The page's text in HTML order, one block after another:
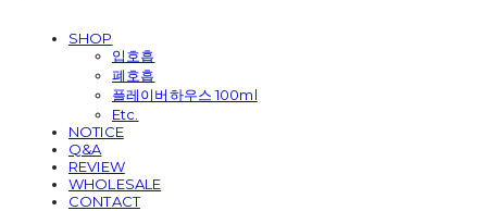
SHOP
입호흡
폐호흡
플레이버하우스 100ml
Etc.
NOTICE
Q&A
REVIEW
WHOLESALE
CONTACT